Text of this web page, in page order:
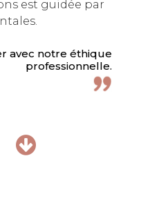
est guidée par
avec notre éthique
professionnelle.